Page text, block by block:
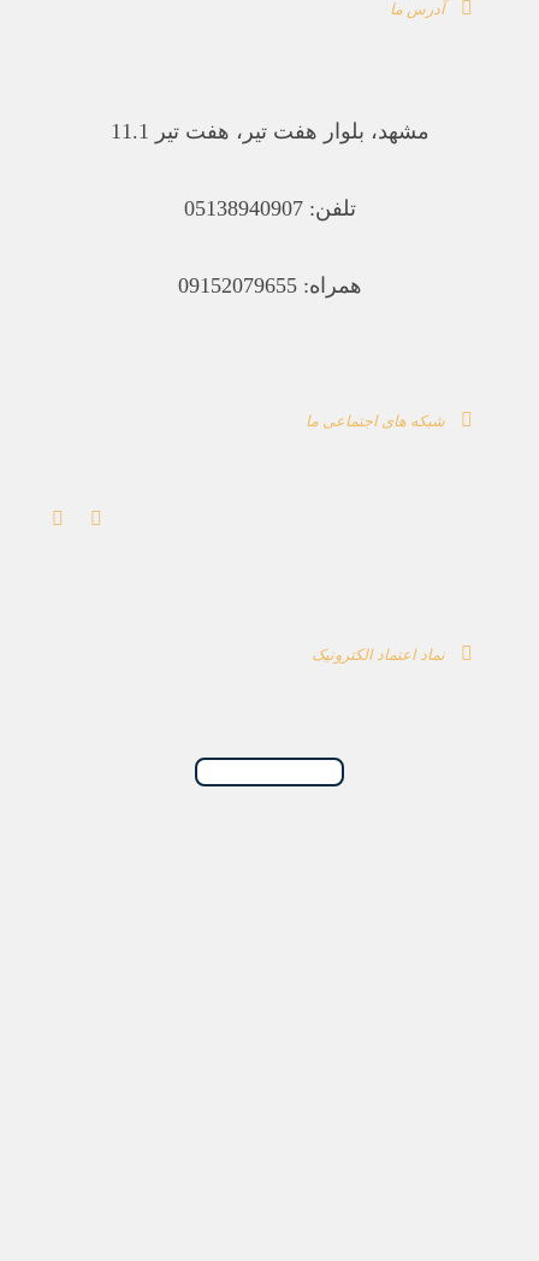
آدرس ما
مشهد، بلوار هفت تیر، هفت تیر 11.1
تلفن: 05138940907
همراه: 09152079655
شبکه های اجتماعی ما
نماد اعتماد الکترونیک